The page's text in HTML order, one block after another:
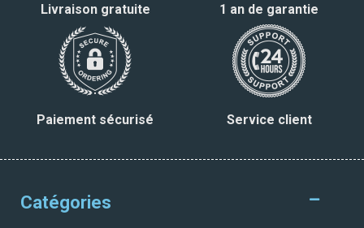
Livraison gratuite 1 an de garantie
Paiement sécurisé Service client
Catégories